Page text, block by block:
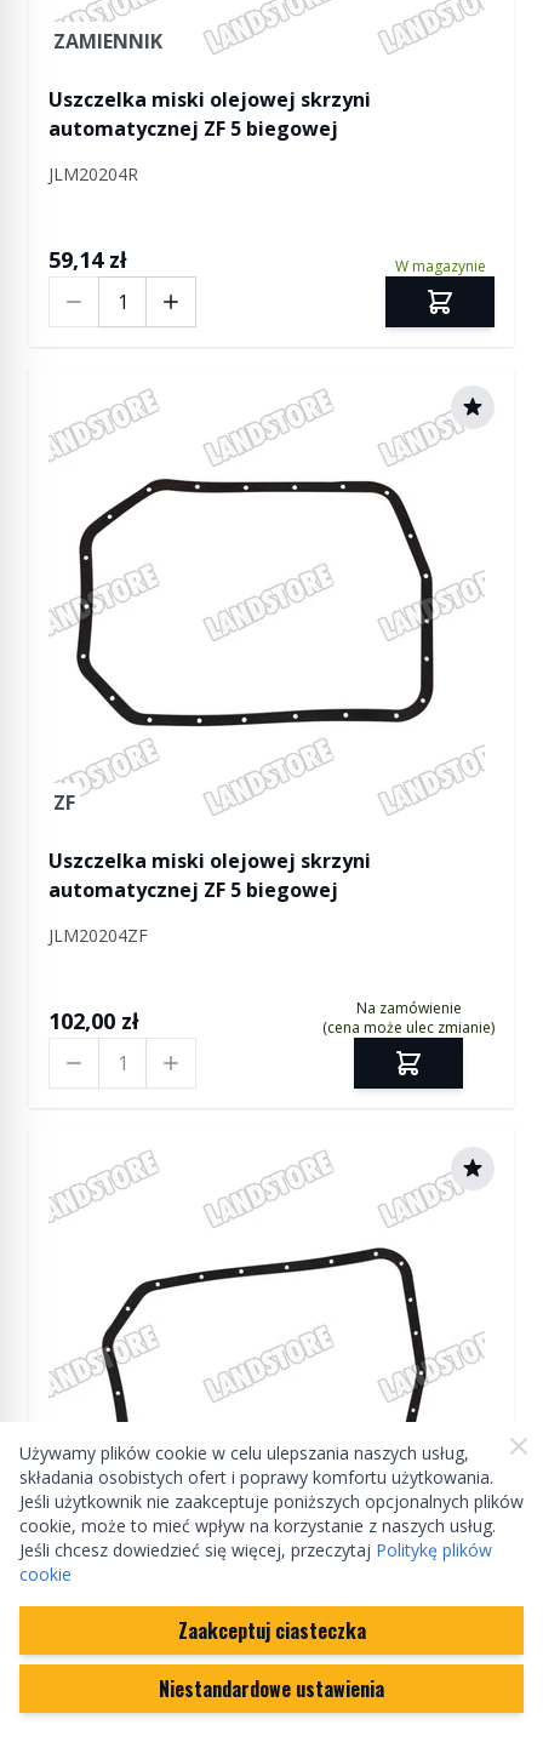
Używamy plików cookie w celu ulepszania naszych usług,
składania osobistych ofert i poprawy komfortu użytkowania.
Jeśli użytkownik nie zaakceptuje poniższych opcjonalnych plików
cookie, może to mieć wpływ na korzystanie z naszych usług.
Jeśli chcesz dowiedzieć się więcej, przeczytaj Politykę plików
cookie
Zaakceptuj ciasteczka
Niestandardowe ustawienia
ZAMIENNIK
Uszczelka miski olejowej skrzyni
automatycznej ZF 5 biegowej
JLM20204R
59,14 zł W magazynie
ZF
Uszczelka miski olejowej skrzyni
automatycznej ZF 5 biegowej
JLM20204ZF
102,00 zł
Na zamówienie
(cena może ulec zmianie)
Manufactured by Jaguar
Uszczelka miski olejowej skrzyni
automatycznej ZF 5 biegowej
JLM20204GEN